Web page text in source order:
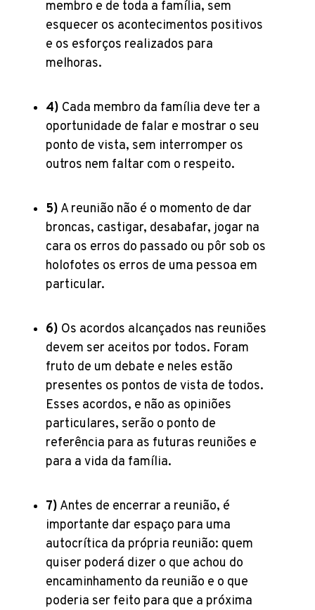
membro e de toda a família, sem
esquecer os acontecimentos positivos
e os esforços realizados para
melhoras.
4) Cada membro da família deve ter a
oportunidade de falar e mostrar o seu
ponto de vista, sem interromper os
outros nem faltar com o respeito.
5) A reunião não é o momento de dar
broncas, castigar, desabafar, jogar na
cara os erros do passado ou pôr sob os
holofotes os erros de uma pessoa em
particular.
6) Os acordos alcançados nas reuniões
devem ser aceitos por todos. Foram
fruto de um debate e neles estão
presentes os pontos de vista de todos.
Esses acordos, e não as opiniões
particulares, serão o ponto de
referência para as futuras reuniões e
para a vida da família.
7) Antes de encerrar a reunião, é
importante dar espaço para uma
autocrítica da própria reunião: quem
quiser poderá dizer o que achou do
encaminhamento da reunião e o que
poderia ser feito para que a próxima